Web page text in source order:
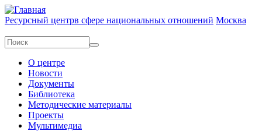
Перейти к основному содержанию
Ресурсный центрв сфере национальных отношений Москва
О центре
Новости
Документы
Библиотека
Методические материалы
Проекты
Мультимедиа